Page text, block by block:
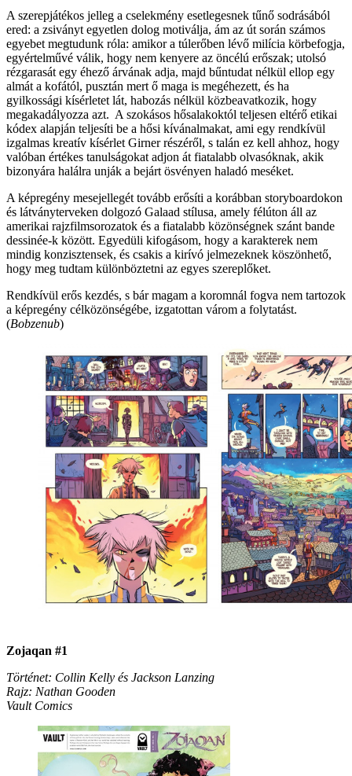
A szerepjátékos jelleg a cselekmény esetlegesnek tűnő sodrásából
ered: a zsiványt egyetlen dolog motiválja, ám az út során számos
egyebet megtudunk róla: amikor a túlerőben lévő milícia körbefogja,
egyértelművé válik, hogy nem kenyere az öncélú erőszak; utolsó
rézgarasát egy éhező árvának adja, majd bűntudat nélkül ellop egy
almát a kofától, pusztán mert ő maga is megéhezett, és ha
gyilkossági kísérletet lát, habozás nélkül közbeavatkozik, hogy
megakadályozza azt. A szokásos hősalakoktól teljesen eltérő etikai
kódex alapján teljesíti be a hősi kívánalmakat, ami egy rendkívül
izgalmas kreatív kísérlet Girner részéről, s talán ez kell ahhoz, hogy
valóban értékes tanulságokat adjon át fiatalabb olvasóknak, akik
bizonyára halálra unják a bejárt ösvényen haladó meséket.
A képregény mesejellegét tovább erősíti a korábban storyboardokon
és látványterveken dolgozó Galaad stílusa, amely félúton áll az
amerikai rajzfilmsorozatok és a fiatalabb közönségnek szánt bande
dessinée-k között. Egyedüli kifogásom, hogy a karakterek nem
mindig konzisztensek, és csakis a kirívó jelmezeknek köszönhető,
hogy meg tudtam különböztetni az egyes szereplőket.
Rendkívül erős kezdés, s bár magam a koromnál fogva nem tartozok
a képregény célközönségébe, izgatottan várom a folytatást.
(Bobzenub)
Zojaqan #1
Történet: Collin Kelly és Jackson Lanzing
Rajz: Nathan Gooden
Vault Comics